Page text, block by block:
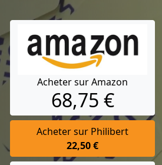
Acheter sur Amazon
68,75 €
Acheter sur Philibert
22,50 €